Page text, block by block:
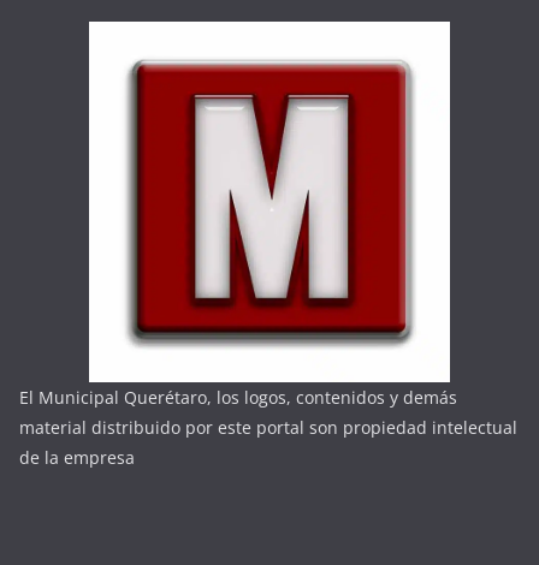
El Municipal Querétaro, los logos, contenidos y demás
material distribuido por este portal son propiedad intelectual
de la empresa